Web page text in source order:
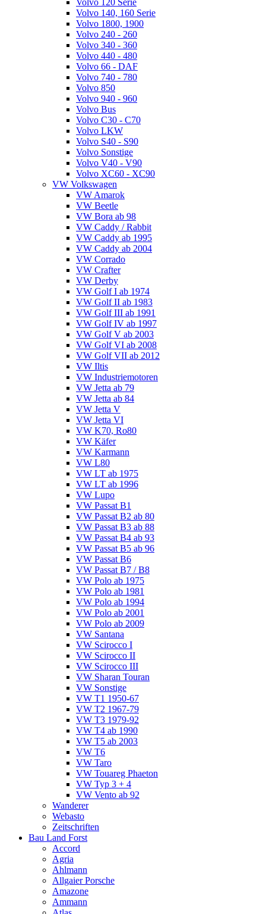
Volvo 120 Serie
Volvo 140, 160 Serie
Volvo 1800, 1900
Volvo 240 - 260
Volvo 340 - 360
Volvo 440 - 480
Volvo 66 - DAF
Volvo 740 - 780
Volvo 850
Volvo 940 - 960
Volvo Bus
Volvo C30 - C70
Volvo LKW
Volvo S40 - S90
Volvo Sonstige
Volvo V40 - V90
Volvo XC60 - XC90
VW Volkswagen
VW Amarok
VW Beetle
VW Bora ab 98
VW Caddy / Rabbit
VW Caddy ab 1995
VW Caddy ab 2004
VW Corrado
VW Crafter
VW Derby
VW Golf I ab 1974
VW Golf II ab 1983
VW Golf III ab 1991
VW Golf IV ab 1997
VW Golf V ab 2003
VW Golf VI ab 2008
VW Golf VII ab 2012
VW Iltis
VW Industriemotoren
VW Jetta ab 79
VW Jetta ab 84
VW Jetta V
VW Jetta VI
VW K70, Ro80
VW Käfer
VW Karmann
VW L80
VW LT ab 1975
VW LT ab 1996
VW Lupo
VW Passat B1
VW Passat B2 ab 80
VW Passat B3 ab 88
VW Passat B4 ab 93
VW Passat B5 ab 96
VW Passat B6
VW Passat B7 / B8
VW Polo ab 1975
VW Polo ab 1981
VW Polo ab 1994
VW Polo ab 2001
VW Polo ab 2009
VW Santana
VW Scirocco I
VW Scirocco II
VW Scirocco III
VW Sharan Touran
VW Sonstige
VW T1 1950-67
VW T2 1967-79
VW T3 1979-92
VW T4 ab 1990
VW T5 ab 2003
VW T6
VW Taro
VW Touareg Phaeton
VW Typ 3 + 4
VW Vento ab 92
Wanderer
Webasto
Zeitschriften
Bau Land Forst
Accord
Agria
Ahlmann
Allgaier Porsche
Amazone
Ammann